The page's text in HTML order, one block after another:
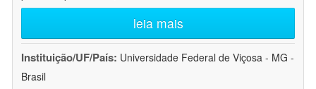
leia mais
Instituição/UF/País: Universidade Federal de Viçosa - MG -
Brasil